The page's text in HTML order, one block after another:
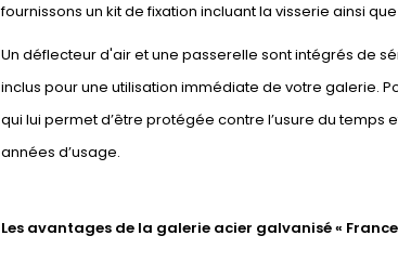
fournissons un kit de fixation incluant la visserie ainsi
Un déflecteur d'air et une passerelle sont intégrés de
inclus pour une utilisation immédiate de votre galerie.
qui lui permet d’être protégée contre l’usure du
années d’usage.
Les avantages de la galerie acier galvanisé «